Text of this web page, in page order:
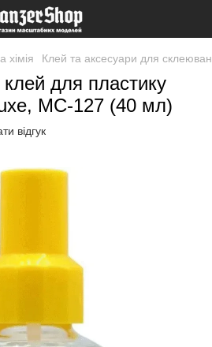
хімія Клей та аксесуари для
для пластику
MC-127 (40 мл)
відгук